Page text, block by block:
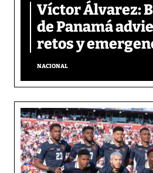
Víctor Álvarez:
de Panamá
retos y
NACIONAL